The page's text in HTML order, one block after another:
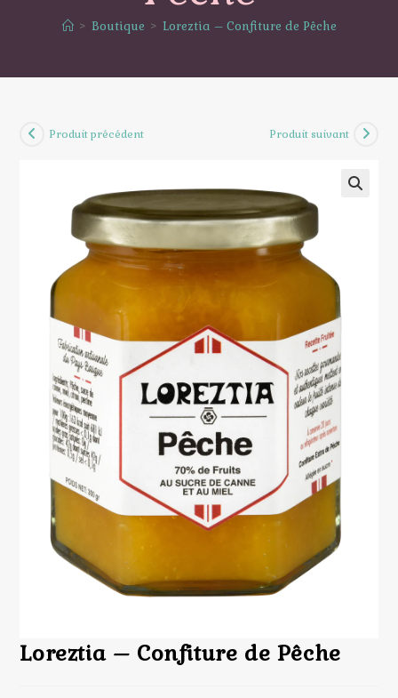
> Boutique > Loreztia – Confiture de Pêche
Produit précédent Produit suivant
Loreztia – Confiture de Pêche